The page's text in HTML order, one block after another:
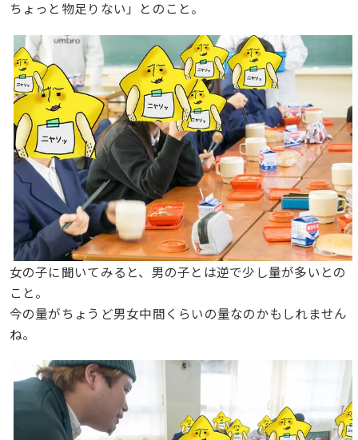
ちょっと物足りない」とのこと。
女の子に聞いてみると、男の子とは逆で少し量が多いとの
こと。
今の量がちょうど男女中間くらいの量なのかもしれません
ね。